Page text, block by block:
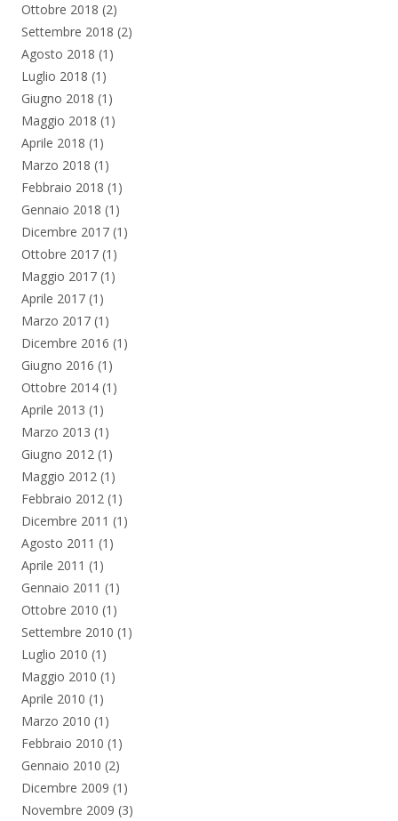
Ottobre 2018 (2)
Settembre 2018 (2)
Agosto 2018 (1)
Luglio 2018 (1)
Giugno 2018 (1)
Maggio 2018 (1)
Aprile 2018 (1)
Marzo 2018 (1)
Febbraio 2018 (1)
Gennaio 2018 (1)
Dicembre 2017 (1)
Ottobre 2017 (1)
Maggio 2017 (1)
Aprile 2017 (1)
Marzo 2017 (1)
Dicembre 2016 (1)
Giugno 2016 (1)
Ottobre 2014 (1)
Aprile 2013 (1)
Marzo 2013 (1)
Giugno 2012 (1)
Maggio 2012 (1)
Febbraio 2012 (1)
Dicembre 2011 (1)
Agosto 2011 (1)
Aprile 2011 (1)
Gennaio 2011 (1)
Ottobre 2010 (1)
Settembre 2010 (1)
Luglio 2010 (1)
Maggio 2010 (1)
Aprile 2010 (1)
Marzo 2010 (1)
Febbraio 2010 (1)
Gennaio 2010 (2)
Dicembre 2009 (1)
Novembre 2009 (3)